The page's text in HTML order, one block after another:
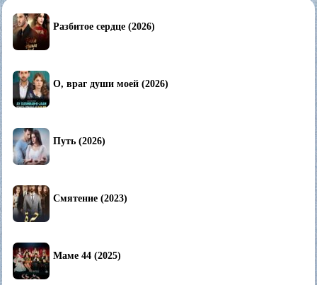
Разбитое сердце (2026)
О, враг души моей (2026)
Путь (2026)
Смятение (2023)
Маме 44 (2025)